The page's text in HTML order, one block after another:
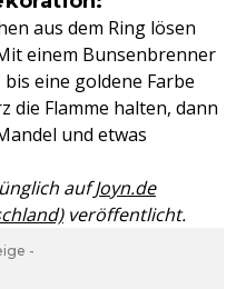
aus dem Ring lösen
einem Bunsenbrenner
eine goldene Farbe
die Flamme halten, dann
und etwas
aufJoyn.de
veröffentlicht.
-